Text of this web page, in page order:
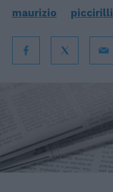
maurizio piccirilli